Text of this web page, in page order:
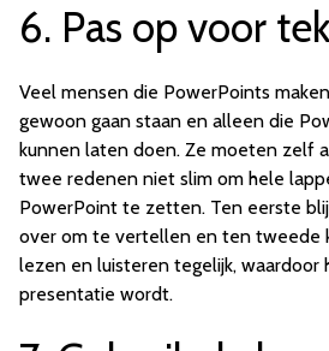
6. Pas op voor
Veel mensen die PowerPoints
gewoon gaan staan en alleen die
kunnen laten doen. Ze moeten zelf
twee redenen niet slim om hele
PowerPoint te zetten. Ten eerste
over om te vertellen en ten tweede
lezen en luisteren tegelijk, waardoor
presentatie wordt.